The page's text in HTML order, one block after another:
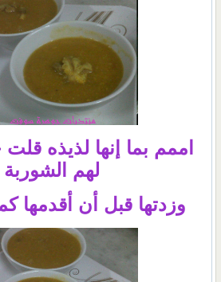
اممم بما إنها لذيذه
لهم
وزدتها قبل أن أقدمها